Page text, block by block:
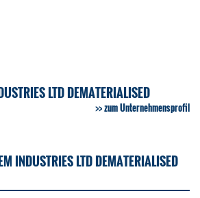
LTD DEMATERIALISED
zum Unternehmensprofil
INDUSTRIES LTD DEMATERIALISED